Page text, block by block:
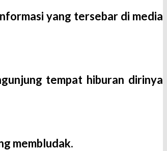
yang tersebar di media
tempat hiburan dirinya
membludak.